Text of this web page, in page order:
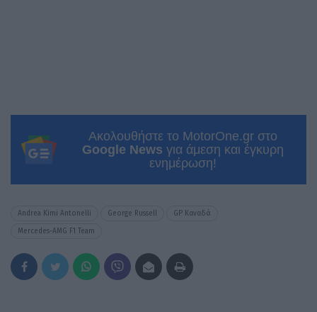
Ακολουθήστε το MotorOne.gr στο
Google News για άμεση και έγκυρη
ενημέρωση!
Andrea Kimi Antonelli George Russell GP Καναδά
Mercedes-AMG F1 Team